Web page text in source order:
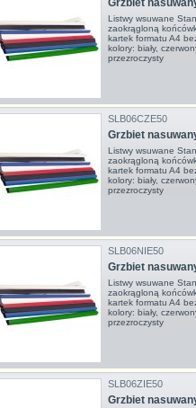
Listwy wsuwane
zaokrągloną
kartek formatu A4
kolory: biały,
przezroczysty
SLB06CZE50
Grzbiet
Listwy wsuwane
zaokrągloną
kartek formatu A4
kolory: biały,
przezroczysty
SLB06NIE50
Grzbiet
Listwy wsuwane
zaokrągloną
kartek formatu A4
kolory: biały,
przezroczysty
SLB06ZIE50
Grzbiet